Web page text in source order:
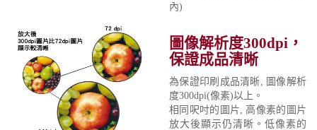
內)
圖像解析度300dpi，
保證成品清晰
為保證印刷成品清晰, 圖像解析
度300dpi(像素)以上。
相同呎吋的圖片, 高像素的圖片
放大後顯示仍清晰。低像素的